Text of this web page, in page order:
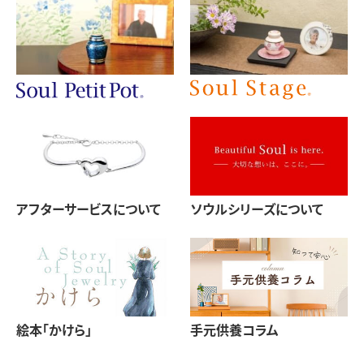
アフターサービスについて ソウルシリーズについて
絵本「かけら」 手元供養コラム